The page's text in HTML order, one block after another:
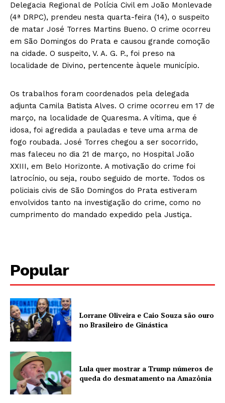
Delegacia Regional de Polícia Civil em João Monlevade
(4ª DRPC), prendeu nesta quarta-feira (14), o suspeito
de matar José Torres Martins Bueno. O crime ocorreu
em São Domingos do Prata e causou grande comoção
na cidade. O suspeito, V. A. G. P., foi preso na
localidade de Divino, pertencente àquele município.
Os trabalhos foram coordenados pela delegada
adjunta Camila Batista Alves. O crime ocorreu em 17 de
março, na localidade de Quaresma. A vítima, que é
idosa, foi agredida a pauladas e teve uma arma de
fogo roubada. José Torres chegou a ser socorrido,
mas faleceu no dia 21 de março, no Hospital João
XXIII, em Belo Horizonte. A motivação do crime foi
latrocínio, ou seja, roubo seguido de morte. Todos os
policiais civis de São Domingos do Prata estiveram
envolvidos tanto na investigação do crime, como no
cumprimento do mandado expedido pela Justiça.
Popular
Lorrane Oliveira e Caio Souza são ouro
no Brasileiro de Ginástica
Lula quer mostrar a Trump números de
queda do desmatamento na Amazônia